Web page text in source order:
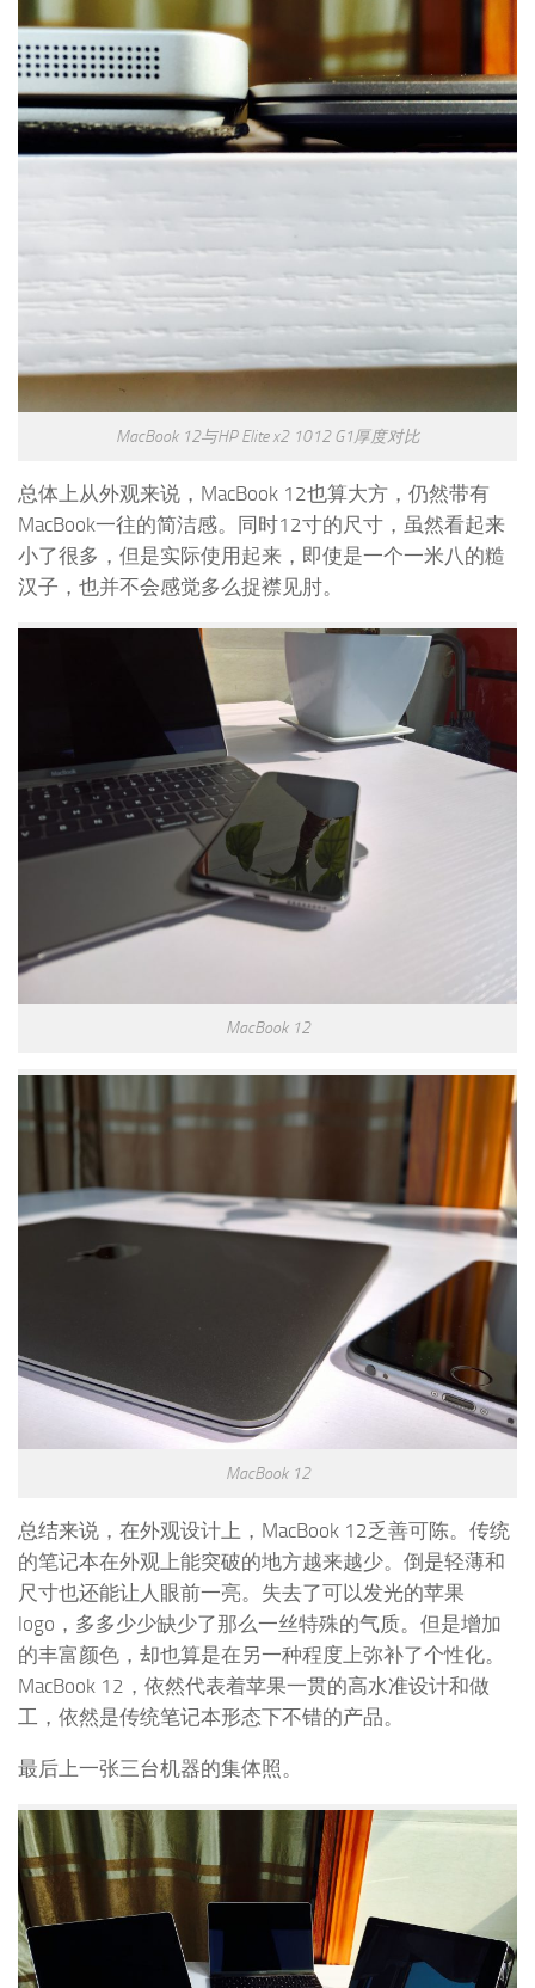
MacBook 12与HP Elite x2 1012 G1厚度对比
总体上从外观来说，MacBook 12也算大方，仍然带有
MacBook一往的简洁感。同时12寸的尺寸，虽然看起来
小了很多，但是实际使用起来，即使是一个一米八的糙
汉子，也并不会感觉多么捉襟见肘。
MacBook 12
MacBook 12
总结来说，在外观设计上，MacBook 12乏善可陈。传统
的笔记本在外观上能突破的地方越来越少。倒是轻薄和
尺寸也还能让人眼前一亮。失去了可以发光的苹果
logo，多多少少缺少了那么一丝特殊的气质。但是增加
的丰富颜色，却也算是在另一种程度上弥补了个性化。
MacBook 12，依然代表着苹果一贯的高水准设计和做
工，依然是传统笔记本形态下不错的产品。
最后上一张三台机器的集体照。